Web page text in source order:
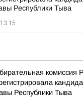
Республики Тыва
13:15
комиссия
Республики Тыва